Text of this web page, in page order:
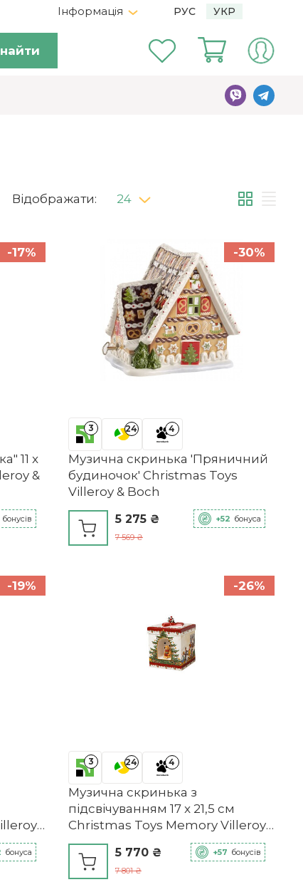
Інформація РУС УКР
Відображати: 24
11 x
&
-17%
бонусів
3 24 4
Музична скринька 'Пряничний
будиночок' Christmas Toys
Villeroy & Boch
-30%
5 275 ₴
7 569 ₴
+52 бонуса
-19%
бонуса
3 24 4
Музична скринька з
підсвічуванням 17 x 21,5 см
Christmas Toys Memory Villeroy
& Boch
-26%
5 770 ₴
7 801 ₴
+57 бонусів